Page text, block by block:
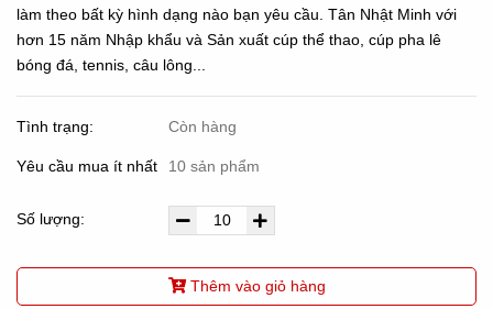
làm theo bất kỳ hình dạng nào bạn yêu cầu. Tân Nhật Minh với
hơn 15 năm Nhập khẩu và Sản xuất cúp thể thao, cúp pha lê
bóng đá, tennis, câu lông...
Tình trạng: Còn hàng
Yêu cầu mua ít nhất 10 sản phẩm
Số lượng:
Thêm vào giỏ hàng